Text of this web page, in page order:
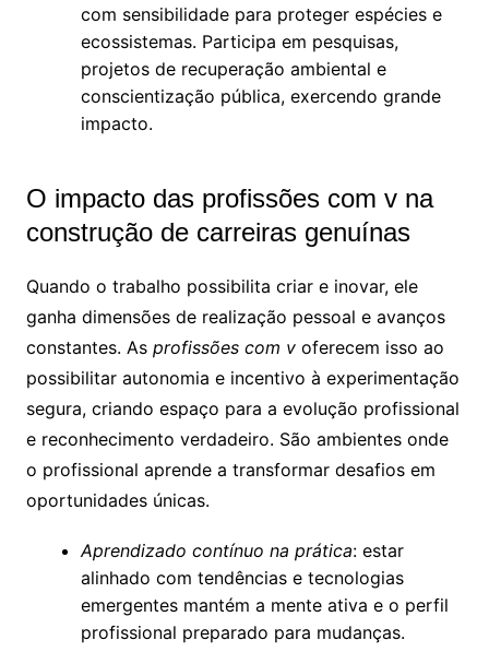
com sensibilidade para proteger espécies e
ecossistemas. Participa em pesquisas,
projetos de recuperação ambiental e
conscientização pública, exercendo grande
impacto.
O impacto das profissões com v na
construção de carreiras genuínas
Quando o trabalho possibilita criar e inovar, ele
ganha dimensões de realização pessoal e avanços
constantes. As profissões com voferecem isso ao
possibilitar autonomia e incentivo à experimentação
segura, criando espaço para a evolução profissional
e reconhecimento verdadeiro. São ambientes onde
o profissional aprende a transformar desafios em
oportunidades únicas.
Aprendizado contínuo na prática: estar
alinhado com tendências e tecnologias
emergentes mantém a mente ativa e o perfil
profissional preparado para mudanças.